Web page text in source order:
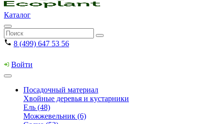
Каталог
8 (499) 647 53 56
Войти
Посадочный материал
Хвойные деревья и кустарники
Ель (48)
Можжевельник (6)